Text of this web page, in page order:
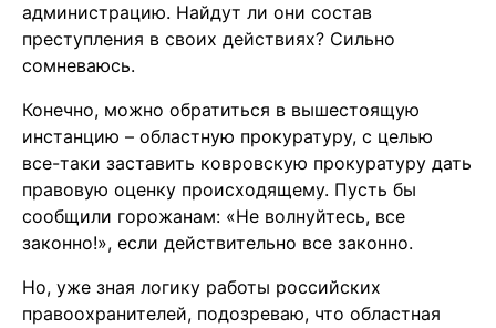
администрацию. Найдут ли они состав
преступления в своих действиях? Сильно
сомневаюсь.
Конечно, можно обратиться в вышестоящую
инстанцию – областную прокуратуру, с целью
все-таки заставить ковровскую прокуратуру дать
правовую оценку происходящему. Пусть бы
сообщили горожанам: «Не волнуйтесь, все
законно!», если действительно все законно.
Но, уже зная логику работы российских
правоохранителей, подозреваю, что областная